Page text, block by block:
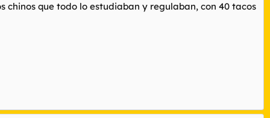
que todo lo estudiaban y regulaban, con 40 tacos